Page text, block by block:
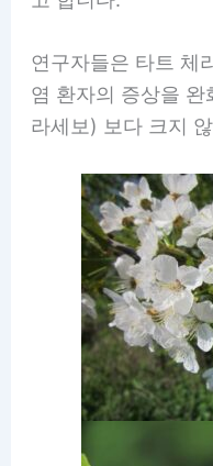
연구자들은 타트 체
염 환자의 증상을
라세보) 보다 크지